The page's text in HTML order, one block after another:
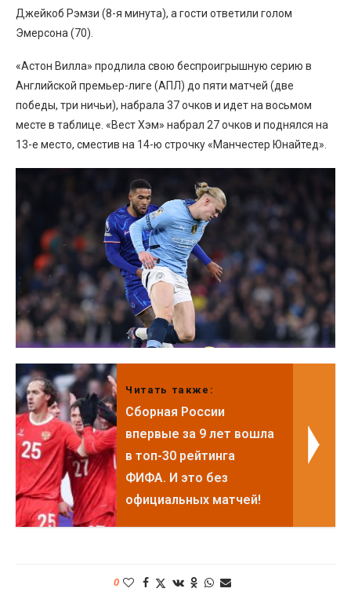
Джейкоб Рэмзи (8-я минута), а гости ответили голом
Эмерсона (70).
«Астон Вилла» продлила свою беспроигрышную серию в
Английской премьер-лиге (АПЛ) до пяти матчей (две
победы, три ничьи), набрала 37 очков и идет на восьмом
месте в таблице. «Вест Хэм» набрал 27 очков и поднялся на
13-е место, сместив на 14-ю строчку «Манчестер Юнайтед».
Читать также:
Сборная России
впервые за 9 лет вошла
в топ-30 рейтинга
ФИФА. И это без
официальных матчей!
0